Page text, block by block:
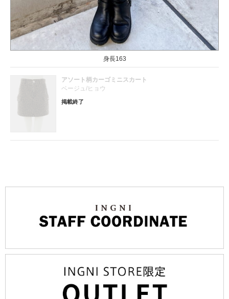
身長163
アソート柄カーゴミニスカート
ベージュ/ヒョウ
掲載終了